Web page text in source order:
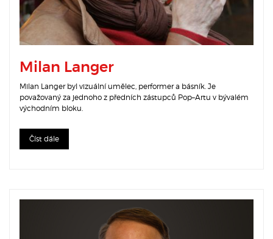
Milan Langer
Milan Langer byl vizuální umělec, performer a básník. Je
považovaný za jednoho z předních zástupců Pop–Artu v bývalém
východním bloku.
Číst dále